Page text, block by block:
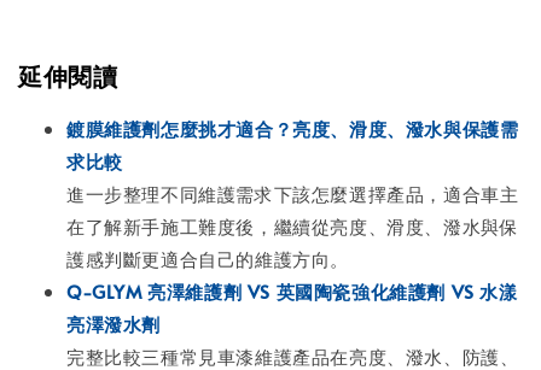
延伸閱讀
鍍膜維護劑怎麼挑才適合？亮度、滑度、潑水與保護需
求比較
進一步整理不同維護需求下該怎麼選擇產品，適合車主
在了解新手施工難度後，繼續從亮度、滑度、潑水與保
護感判斷更適合自己的維護方向。
Q-GLYM 亮澤維護劑 VS 英國陶瓷強化維護劑 VS 水漾
亮澤潑水劑
完整比較三種常見車漆維護產品在亮度、潑水、防護、